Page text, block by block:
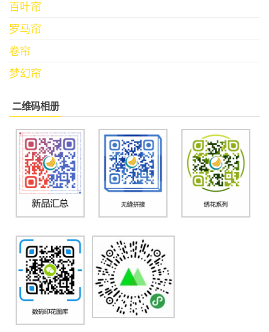
百叶帘
罗马帘
卷帘
梦幻帘
二维码相册